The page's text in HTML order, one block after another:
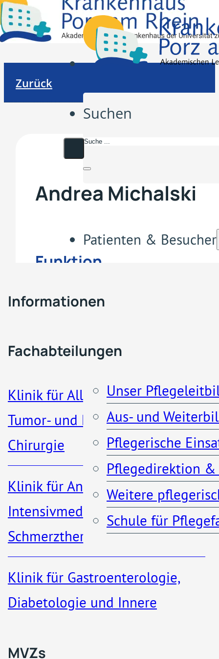
Suchen
Patienten & Besucher
Informationen
Besucherregelung
Patienteninformationen
Küche und Cafeteria
Anfahrt & Parken
Kontakt
Fachabteilungen
Klinik für Allgemein-, Viszeral-,
Tumor- und koloproktologische
Chirurgie
Klinik für Anästhesiologie,
Intensivmedizin und
Schmerztherapie
Klinik für Gastroenterologie,
Diabetologie und Innere
Unser
Aus- und
Pflegerische
Pflegedirektion
Weitere
Schule für
MVZs & ambulante
MVZs
Zurück
Andrea Michalski
Funktion
Stationsleitung
Leitung Station 2 –